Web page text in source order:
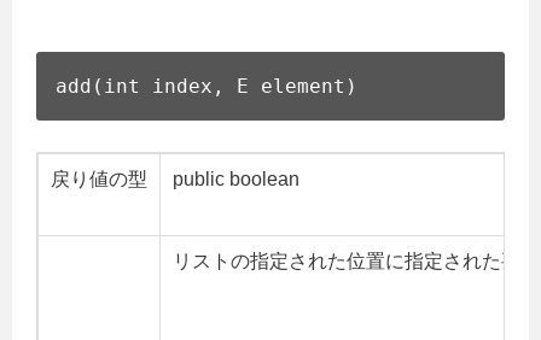
add(int index, E element)
戻り値の型 public boolean
リストの指定された位置に指定された要